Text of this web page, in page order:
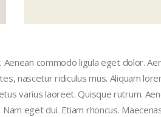
commodo ligula eget dolor.
nascetur ridiculus mus. Aliquam
varius laoreet. Quisque rutrum.
eget dui. Etiam rhoncus.